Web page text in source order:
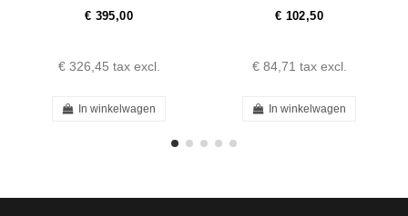
€ 395,00
€ 326,45 tax excl.
In winkelwagen
€ 102,50
€ 84,71 tax excl.
In winkelwagen